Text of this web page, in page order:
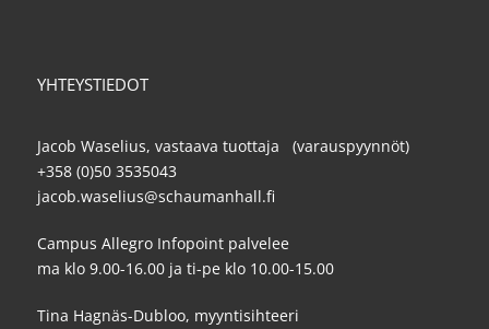
YHTEYSTIEDOT
Jacob Waselius, vastaava tuottaja (varauspyynnöt)
+358 (0)50 3535043
jacob.waselius@schaumanhall.fi
Campus Allegro Infopoint palvelee
ma klo 9.00-16.00 ja ti-pe klo 10.00-15.00
Tina Hagnäs-Dubloo, myyntisihteeri